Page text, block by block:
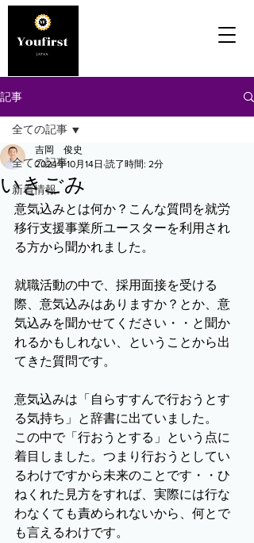
記事
全ての記事
新着情報
全ての記事
いきごみ
吉岡 俊史
2024年10月14日 読了時間: 2分
意気込みとは何か？こんな質問を就労
移行支援事業所ユースターを利用され
る方から聞かれました。
就職活動の中で、採用面接を受ける
際、意気込みはありますか？とか、意
気込みを聞かせてください・・と聞か
れるかもしれない、ということから出
てきた質問です。
意気込みは「自らすすんで行おうとす
る気持ち」と辞書に出ていました。
この中で「行おうとする」という点に
着目しました。つまり行おうとしてい
るわけですから未来のことです・・ひ
ねくれた見方をすれば、実際には行な
わなくても責められないから、何とで
も言えるわけです。